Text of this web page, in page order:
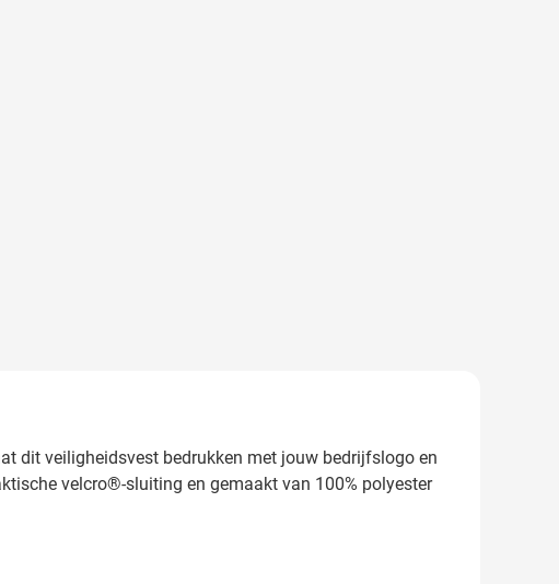
dit veiligheidsvest bedrukken met jouw bedrijfslogo en
velcro®-sluiting en gemaakt van 100% polyester